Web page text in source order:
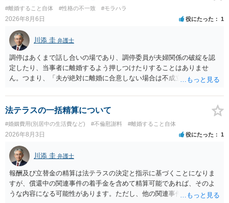
#離婚すること自体 #性格の不一致 #モラハラ
2026年8月6日 役にたった 1
川添 圭 弁護士
調停はあくまで話し合いの場であり、調停委員が夫婦関係の破綻を認
定したり、当事者に離婚するよう押しつけたりすることはありませ
ん。つまり、「夫が絶対に離婚に合意しない場合は不成立になり」、
きません。 調停段階での離婚成立を希望するなら、夫が離婚に前向き
になるような条件提示をする等、模索するほかありません（極端な話
をいえば、夫から「この条件なら離婚してもよい」として提示された
条件を全部丸呑みする、という方法しかないかもしれません）。た
だ、離婚訴訟をしたくないという考えを見透かされてしまうと、逆に
足下を見られてしまいますので、注意する必要があります。 夫が離婚
に抵抗する可能性が高いのであれば、むしろ淡々と調停不成立にして
離婚訴訟で離婚原因を主張し、判決へ持っていく方が近道であること
も少なくありません。見通し等を含め、弁護士へ相談・依頼した方が
よいと思います。
法テラスの一括精算について
#婚姻費用(別居中の生活費など) #不倫慰謝料 #離婚すること自体
2026年8月3日 役にたった 1
川添 圭 弁護士
報酬及び立替金の精算は法テラスの決定と指示に基づくことになりま
すが、償還中の関連事件の着手金を含めて精算可能であれば、そのよ
うな内容になる可能性があります。ただし、他の関連事件でも相手方